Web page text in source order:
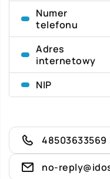
Numer
telefonu
Adres
internetowy
NIP
48503633569
no-